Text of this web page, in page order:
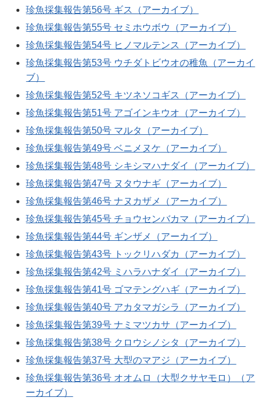
珍魚採集報告第56号 ギス（アーカイブ）
珍魚採集報告第55号 セミホウボウ（アーカイブ）
珍魚採集報告第54号 ヒノマルテンス（アーカイブ）
珍魚採集報告第53号 ウチダトビウオの稚魚（アーカイ
ブ）
珍魚採集報告第52号 キツネソコギス（アーカイブ）
珍魚採集報告第51号 アゴインキウオ（アーカイブ）
珍魚採集報告第50号 マルタ（アーカイブ）
珍魚採集報告第49号 ベニメヌケ（アーカイブ）
珍魚採集報告第48号 シキシマハナダイ（アーカイブ）
珍魚採集報告第47号 ヌタウナギ（アーカイブ）
珍魚採集報告第46号 ナヌカザメ（アーカイブ）
珍魚採集報告第45号 チョウセンバカマ（アーカイブ）
珍魚採集報告第44号 ギンザメ（アーカイブ）
珍魚採集報告第43号 トックリハダカ（アーカイブ）
珍魚採集報告第42号 ミハラハナダイ（アーカイブ）
珍魚採集報告第41号 ゴマテングハギ（アーカイブ）
珍魚採集報告第40号 アカタマガシラ（アーカイブ）
珍魚採集報告第39号 ナミマツカサ（アーカイブ）
珍魚採集報告第38号 クロウシノシタ（アーカイブ）
珍魚採集報告第37号 大型のマアジ（アーカイブ）
珍魚採集報告第36号 オオムロ（大型クサヤモロ）（ア
ーカイブ）